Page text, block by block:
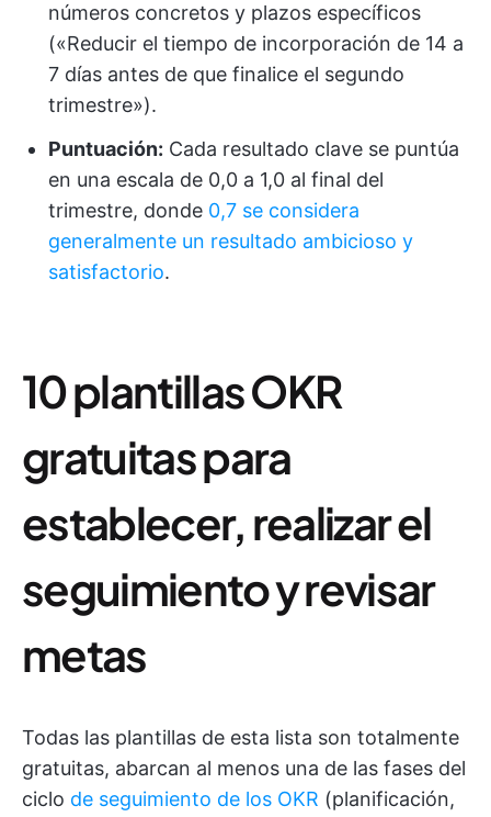
números concretos y plazos específicos
(«Reducir el tiempo de incorporación de 14 a
7 días antes de que finalice el segundo
trimestre»).
Puntuación: Cada resultado clave se puntúa
en una escala de 0,0 a 1,0 al final del
trimestre, donde 0,7 se considera
generalmente un resultado ambicioso y
satisfactorio.
10 plantillas OKR
gratuitas para
establecer, realizar el
seguimiento y revisar
metas
Todas las plantillas de esta lista son totalmente
gratuitas, abarcan al menos una de las fases del
ciclo de seguimiento de los OKR (planificación,